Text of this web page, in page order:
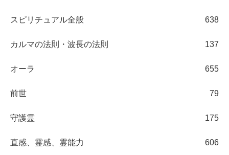
スピリチュアル全般 638
カルマの法則・波長の法則 137
オーラ 655
前世 79
守護霊 175
直感、霊感、霊能力 606